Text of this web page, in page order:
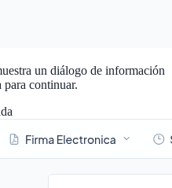
un diálogo de información
para continuar.